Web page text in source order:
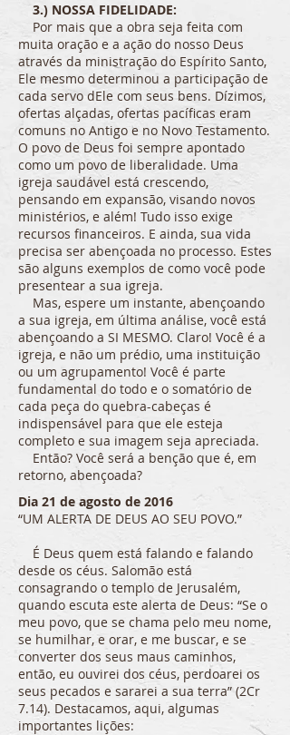
3.) NOSSA FIDELIDADE:
Por mais que a obra seja feita com
muita oração e a ação do nosso Deus
através da ministração do Espírito Santo,
Ele mesmo determinou a participação de
cada servo dEle com seus bens. Dízimos,
ofertas alçadas, ofertas pacíficas eram
comuns no Antigo e no Novo Testamento.
O povo de Deus foi sempre apontado
como um povo de liberalidade. Uma
igreja saudável está crescendo,
pensando em expansão, visando novos
ministérios, e além! Tudo isso exige
recursos financeiros. E ainda, sua vida
precisa ser abençoada no processo. Estes
são alguns exemplos de como você pode
presentear a sua igreja.
Mas, espere um instante, abençoando
a sua igreja, em última análise, você está
abençoando a SI MESMO. Claro! Você é a
igreja, e não um prédio, uma instituição
ou um agrupamento! Você é parte
fundamental do todo e o somatório de
cada peça do quebra-cabeças é
indispensável para que ele esteja
completo e sua imagem seja apreciada.
Então? Você será a benção que é, em
retorno, abençoada?
Dia 21 de agosto de 2016
“UM ALERTA DE DEUS AO SEU POVO.”
É Deus quem está falando e falando
desde os céus. Salomão está
consagrando o templo de Jerusalém,
quando escuta este alerta de Deus: “Se o
meu povo, que se chama pelo meu nome,
se humilhar, e orar, e me buscar, e se
converter dos seus maus caminhos,
então, eu ouvirei dos céus, perdoarei os
seus pecados e sararei a sua terra” (2Cr
7.14). Destacamos, aqui, algumas
importantes lições: